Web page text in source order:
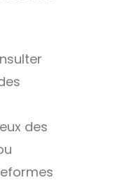
des